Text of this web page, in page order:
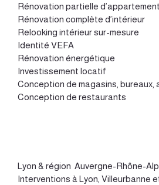
Rénovation partielle
Rénovation complète d’intérieur
Relooking intérieur sur-mesure
Identité VEFA
Rénovation énergétique
Investissement locatif
Conception de magasins, bureaux,
Conception de restaurants
Lyon & région Auvergne-Rhône-
Interventions à Lyon, Villeurbanne